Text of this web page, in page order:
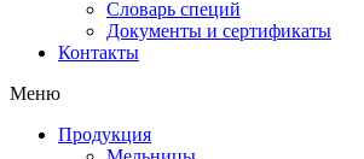
Словарь специй
Документы и сертификаты
Контакты
Меню
Продукция